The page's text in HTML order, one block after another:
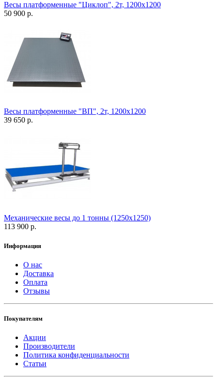
Весы платформенные "Циклоп", 2т, 1200х1200
50 900 р.
Весы платформенные "ВП", 2т, 1200х1200
39 650 р.
Механические весы до 1 тонны (1250х1250)
113 900 р.
Информация
О нас
Доставка
Оплата
Отзывы
Покупателям
Акции
Производители
Политика конфиденциальности
Статьи